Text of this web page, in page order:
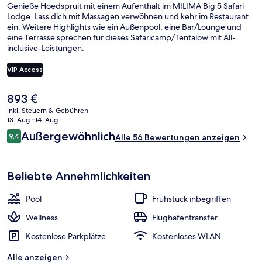
Genieße Hoedspruit mit einem Aufenthalt im MILIMA Big 5 Safari
Lodge. Lass dich mit Massagen verwöhnen und kehr im Restaurant
ein. Weitere Highlights wie ein Außenpool, eine Bar/Lounge und
eine Terrasse sprechen für dieses Safaricamp/Tentalow mit All-
inclusive-Leistungen.
VIP Access
Der
aktuelle
Preis
beträgt
893 €.
893 €
inkl. Steuern & Gebühren
13. Aug.–14. Aug.
Bewertungen
9,49,4 von 10.
AußergewöhnlichAlle 56 Bewertungen anzeigen
Beliebte Annehmlichkeiten
Pool
Frühstück inbegriffen
Wellness
Flughafentransfer
Kostenlose Parkplätze
Kostenloses WLAN
Alle anzeigen